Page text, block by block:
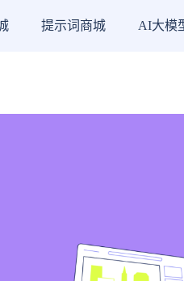
提示词商城 AI大模